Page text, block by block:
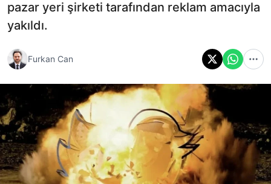
pazar yeri şirketi tarafından reklam amacıyla
yakıldı.
Furkan Can